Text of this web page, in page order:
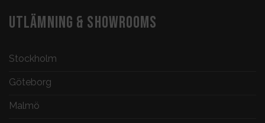
UTLÄMNING & SHOWROOMS
Stockholm
Göteborg
Malmö